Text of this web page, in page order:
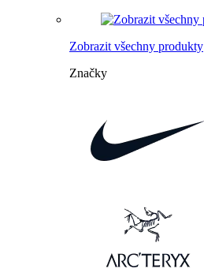
Zobrazit všechny produkty
Značky